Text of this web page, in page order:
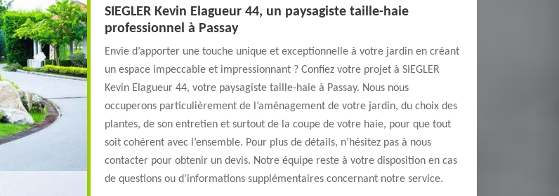
SIEGLER Kevin Elagueur 44, un paysagiste taille-haie
professionnel à Passay
Envie d’apporter une touche unique et exceptionnelle à votre jardin en créant
un espace impeccable et impressionnant ? Confiez votre projet à SIEGLER
Kevin Elagueur 44, votre paysagiste taille-haie à Passay. Nous nous
occuperons particulièrement de l’aménagement de votre jardin, du choix des
plantes, de son entretien et surtout de la coupe de votre haie, pour que tout
soit cohérent avec l’ensemble. Pour plus de détails, n’hésitez pas à nous
contacter pour obtenir un devis. Notre équipe reste à votre disposition en cas
de questions ou d’informations supplémentaires concernant notre service.